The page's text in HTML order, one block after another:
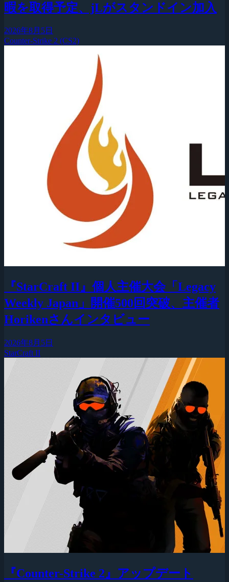
暇を取得予定、jLがスタンドイン加入
2026年8月5日
Counter-Strike 2 (CS2)
『StarCraft II』個人主催大会「Legacy
Weekly Japan」開催500回突破、主催者
Horikenさんインタビュー
2026年8月5日
StarCraft II
『Counter-Strike 2』アップデート